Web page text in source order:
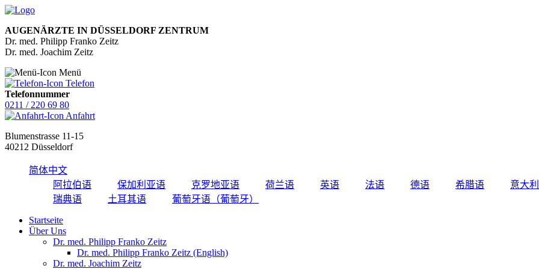
AUGENÄRZTE IN DÜSSELDORF ZENTRUM
Dr. med. Philipp Franko Zeitz
Dr. med. Joachim Zeitz
Menü
Telefon
Telefonnummer
0211 / 220 69 80
Anfahrt
Blumenstrasse 11-15
40212 Düsseldorf
简体中文
阿拉伯语
保加利亚语 克罗地亚语 荷兰语 英语 法语 德语 希腊语 意大
瑞典语
土耳其语 葡萄牙语（葡萄牙）
Startseite
Über Uns
Dr. med. Philipp Franko Zeitz
Dr. med. Philipp Franko Zeitz (English)
Dr. med. Joachim Zeitz